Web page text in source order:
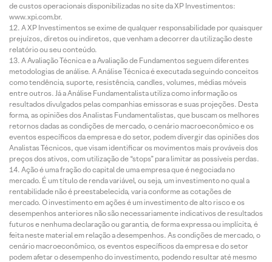
de custos operacionais disponibilizadas no site da XP Investimentos:
www.xpi.com.br.
A XP Investimentos se exime de qualquer responsabilidade por quaisquer
prejuízos, diretos ou indiretos, que venham a decorrer da utilização deste
relatório ou seu conteúdo.
A Avaliação Técnica e a Avaliação de Fundamentos seguem diferentes
metodologias de análise. A Análise Técnica é executada seguindo conceitos
como tendência, suporte, resistência, candles, volumes, médias móveis
entre outros. Já a Análise Fundamentalista utiliza como informação os
resultados divulgados pelas companhias emissoras e suas projeções. Desta
forma, as opiniões dos Analistas Fundamentalistas, que buscam os melhores
retornos dadas as condições de mercado, o cenário macroeconômico e os
eventos específicos da empresa e do setor, podem divergir das opiniões dos
Analistas Técnicos, que visam identificar os movimentos mais prováveis dos
preços dos ativos, com utilização de “stops” para limitar as possíveis perdas.
Ação é uma fração do capital de uma empresa que é negociada no
mercado. É um título de renda variável, ou seja, um investimento no qual a
rentabilidade não é preestabelecida, varia conforme as cotações de
mercado. O investimento em ações é um investimento de alto risco e os
desempenhos anteriores não são necessariamente indicativos de resultados
futuros e nenhuma declaração ou garantia, de forma expressa ou implícita, é
feita neste material em relação a desempenhos. As condições de mercado, o
cenário macroeconômico, os eventos específicos da empresa e do setor
podem afetar o desempenho do investimento, podendo resultar até mesmo